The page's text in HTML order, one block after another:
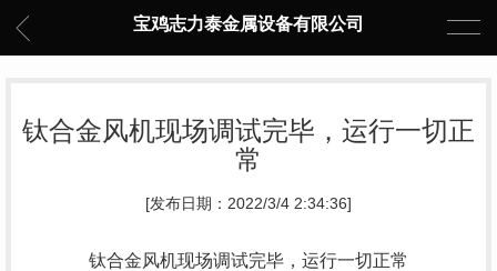
宝鸡志力泰金属设备有限公司
钛合金风机现场调试完毕，运行一切正
常
[发布日期：2022/3/4 2:34:36]
钛合金风机现场调试完毕，运行一切正常